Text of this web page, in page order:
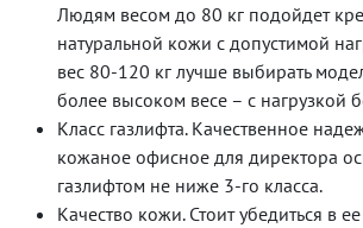
Людям весом до 80 кг подойдет
натуральной кожи с допустимой
вес 80-120 кг лучше выбирать
более высоком весе – с нагрузкой
Класс газлифта. Качественное
кожаное офисное для директора
газлифтом не ниже 3-го класса.
Качество кожи. Стоит убедиться в